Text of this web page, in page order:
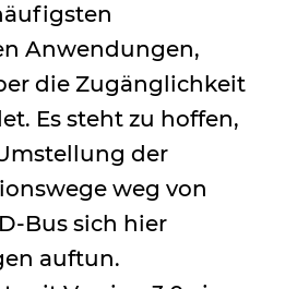
Anwendungen,
die Zugänglichkeit
Es steht zu hoffen,
der
weg von
Bus sich hier
auftun.